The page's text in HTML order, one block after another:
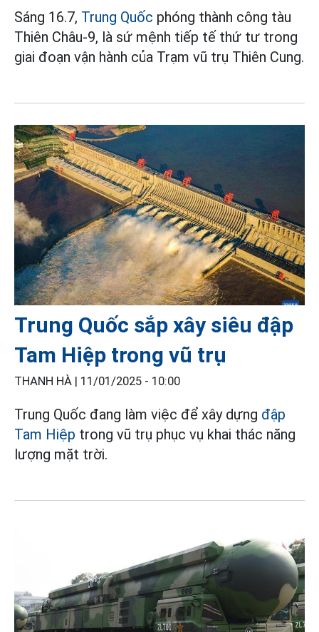
Sáng 16.7, Trung Quốc phóng thành công tàu
Thiên Châu-9, là sứ mệnh tiếp tế thứ tư trong
giai đoạn vận hành của Trạm vũ trụ Thiên Cung.
Trung Quốc sắp xây siêu đập
Tam Hiệp trong vũ trụ
THANH HÀ | 11/01/2025 - 10:00
Trung Quốc đang làm việc để xây dựng đập
Tam Hiệp trong vũ trụ phục vụ khai thác năng
lượng mặt trời.